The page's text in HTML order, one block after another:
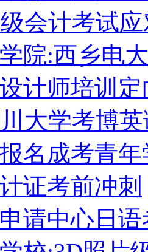
会计考试
院:西乡电
计师培训定
大学考博
名成考青年
证考前冲刺
请中心日